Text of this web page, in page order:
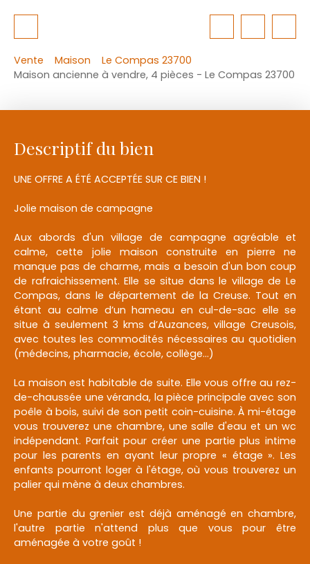
Vente Maison
Le Compas 23700
Maison ancienne à vendre, 4 pièces - Le Compas 23700
Descriptif du bien
UNE OFFRE A ÉTÉ ACCEPTÉE SUR CE BIEN !
Jolie maison de campagne
Aux abords d'un village de campagne agréable et
calme, cette jolie maison construite en pierre ne
manque pas de charme, mais a besoin d'un bon coup
de rafraichissement. Elle se situe dans le village de Le
Compas, dans le département de la Creuse. Tout en
étant au calme d’un hameau en cul-de-sac elle se
situe à seulement 3 kms d’Auzances, village Creusois,
avec toutes les commodités nécessaires au quotidien
(médecins, pharmacie, école, collège…)
La maison est habitable de suite. Elle vous offre au rez-
de-chaussée une véranda, la pièce principale avec son
poêle à bois, suivi de son petit coin-cuisine. À mi-étage
vous trouverez une chambre, une salle d'eau et un wc
indépendant. Parfait pour créer une partie plus intime
pour les parents en ayant leur propre « étage ». Les
enfants pourront loger à l'étage, où vous trouverez un
palier qui mène à deux chambres.
Une partie du grenier est déjà aménagé en chambre,
l'autre partie n'attend plus que vous pour être
aménagée à votre goût !